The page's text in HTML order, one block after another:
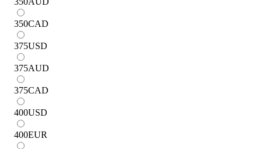
350CAD
375USD
375AUD
375CAD
400USD
400EUR